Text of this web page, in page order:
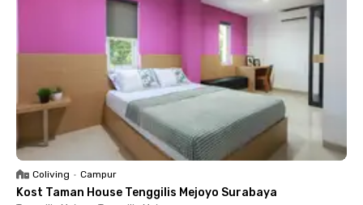
Coliving • Campur
Kost Taman House Tenggilis Mejoyo Surabaya